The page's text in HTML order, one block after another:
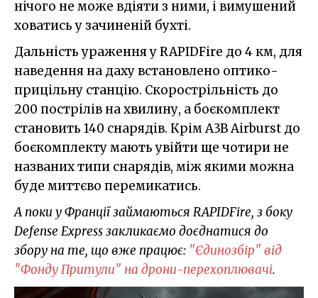
нічого не може вдіяти з ними, і вимушений
ховатись у зачиненій бухті.
Дальність ураження у RAPIDFire до 4 км, для
наведення на даху встановлено оптико-
прицільну станцію. Скорострільність до
200 пострілів на хвилину, а боєкомплект
становить 140 снарядів. Крім A3B Airburst до
боєкомплекту мають увійти ще чотири не
названих типи снарядів, між якими можна
буде миттєво перемикатись.
А поки у Франції займаються RAPIDFire, з боку
Defense Express закликаємо доєднатися до
збору на те, що вже працює: "Єдинозбір" від
"Фонду Притули" на дрони-перехоплювачі.